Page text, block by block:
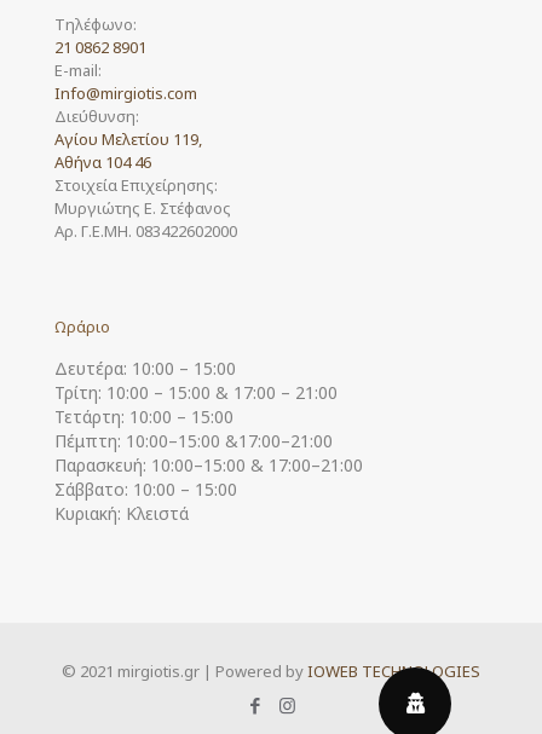
Τηλέφωνο:
21 0862 8901
E-mail:
Info@mirgiotis.com
Διεύθυνση:
Αγίου Μελετίου 119,
Αθήνα 104 46
Στοιχεία Επιχείρησης:
Μυργιώτης Ε. Στέφανος
Αρ. Γ.Ε.ΜΗ. 083422602000
Ωράριο
Δευτέρα: 10:00 – 15:00
Τρίτη: 10:00 – 15:00 & 17:00 – 21:00
Τετάρτη: 10:00 – 15:00
Πέμπτη: 10:00–15:00 &17:00–21:00
Παρασκευή: 10:00–15:00 & 17:00–21:00
Σάββατο: 10:00 – 15:00
Κυριακή: Κλειστά
© 2021 mirgiotis.gr | Powered byIOWEB TECHNOLOGIES